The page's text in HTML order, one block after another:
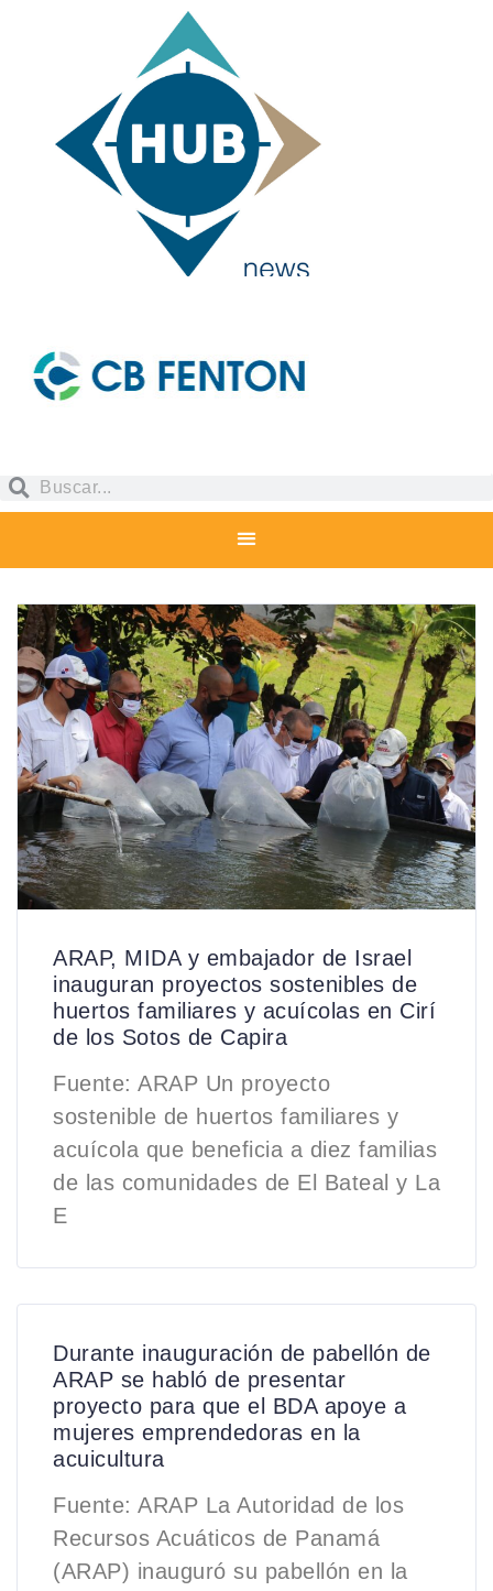
ARAP, MIDA y embajador de Israel
inauguran proyectos sostenibles de
huertos familiares y acuícolas en Cirí
de los Sotos de Capira
Fuente: ARAP Un proyecto
sostenible de huertos familiares y
acuícola que beneficia a diez familias
de las comunidades de El Bateal y La
E
Durante inauguración de pabellón de
ARAP se habló de presentar
proyecto para que el BDA apoye a
mujeres emprendedoras en la
acuicultura
Fuente: ARAP La Autoridad de los
Recursos Acuáticos de Panamá
(ARAP) inauguró su pabellón en la